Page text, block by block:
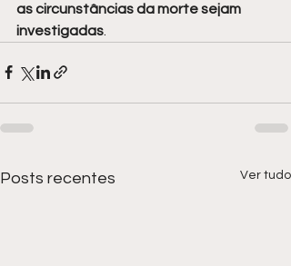
as circunstâncias da morte sejam
investigadas
Posts recentes Ver tudo